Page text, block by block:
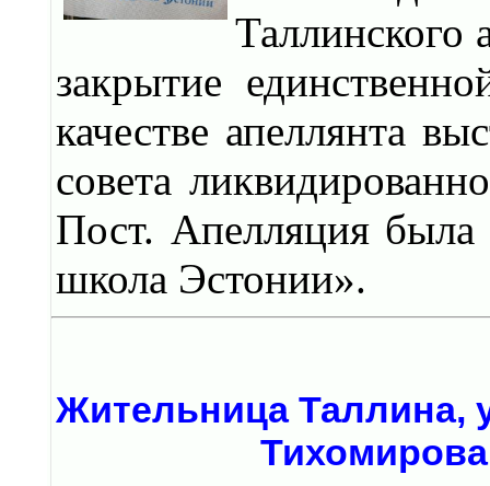
Таллинского
закрытие
качестве апеллянта
совета
Пост. Апелляция
школа Эстонии».
Жительница Таллина,